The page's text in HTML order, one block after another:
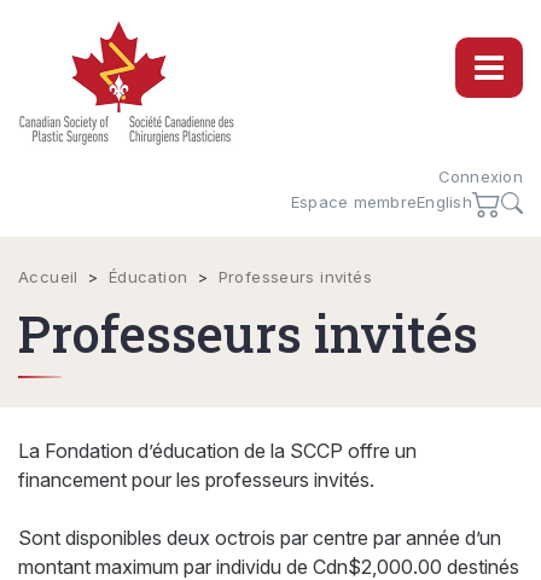
Connexion
Espace membreEnglish
Accueil > Éducation > Professeurs invités
Professeurs invités
La Fondation d’éducation de la SCCP offre un
financement pour les professeurs invités.
Sont disponibles deux octrois par centre par année d’un
montant maximum par individu de Cdn$2,000.00 destinés